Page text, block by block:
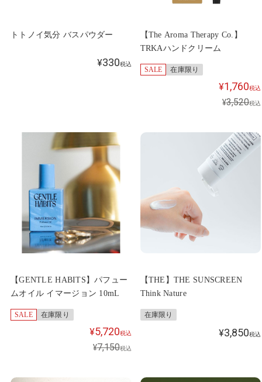
トトノイ気分 バスパウダー
¥330税込
【The Aroma Therapy Co.】
TRKAハンドクリーム
SALE 在庫限り
¥1,760税込
¥3,520税込
【GENTLE HABITS】パフュー
ムオイル イマージョン 10mL
SALE 在庫限り
¥5,720税込
¥7,150税込
【THE】THE SUNSCREEN
Think Nature
在庫限り
¥3,850税込